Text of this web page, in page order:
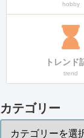
hobby
トレンド
trend
カテゴリー